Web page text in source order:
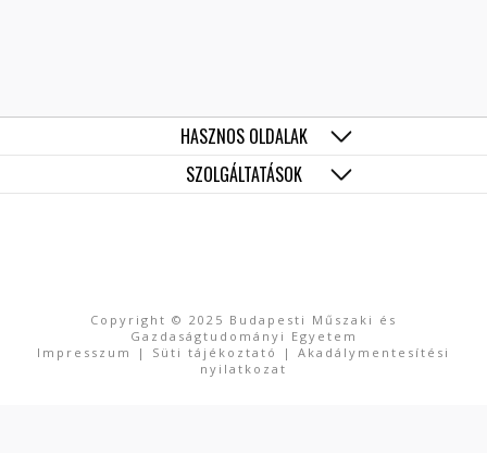
HASZNOS OLDALAK
SZOLGÁLTATÁSOK
Copyright © 2025 Budapesti Műszaki és
Gazdaságtudományi Egyetem
Impresszum
| Süti tájékoztató | Akadálymentesítési
nyilatkozat